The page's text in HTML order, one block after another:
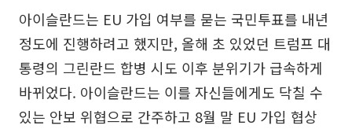
아이슬란드는 EU 가입 여부를 묻는 국민투표를 내년
정도에 진행하려고 했지만, 올해 초 있었던 트럼프 대
통령의 그린란드 합병 시도 이후 분위기가 급속하게
바뀌었다. 아이슬란드는 이를 자신들에게도 닥칠 수
있는 안보 위협으로 간주하고 8월 말 EU 가입 협상